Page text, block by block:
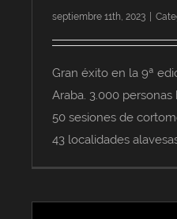
septiembre 11th, 2023
Gran éxito en la 9ª
Araba. 3.000
50 sesiones de
43 localidades